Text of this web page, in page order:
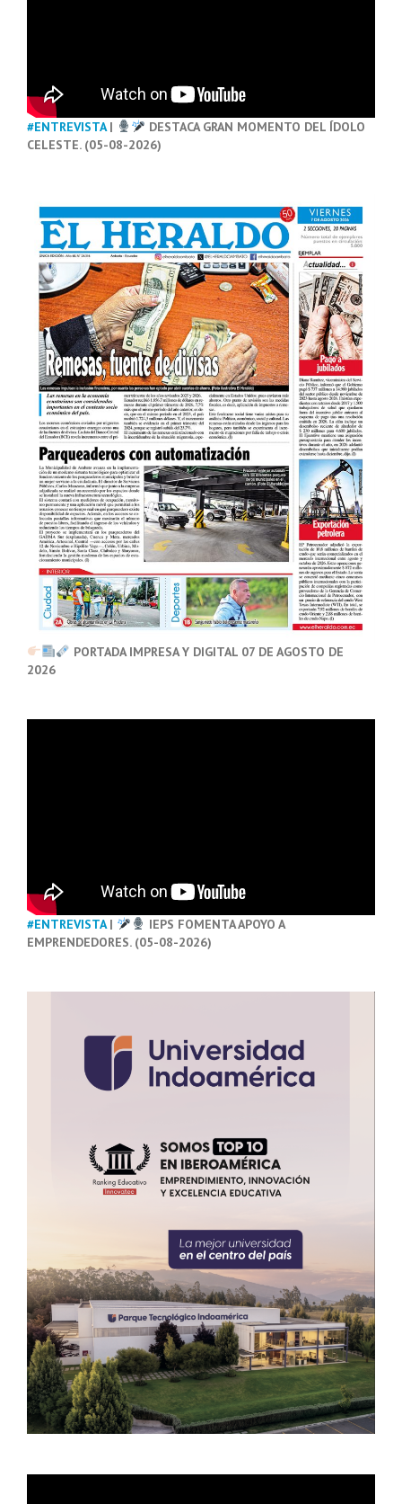
#ENTREVISTA|
DESTACA GRAN MOMENTO DEL ÍDOLO
CELESTE. (05-08-2026)
PORTADA IMPRESA Y DIGITAL 07 DE AGOSTO DE
2026
#ENTREVISTA|
IEPS FOMENTA APOYO A
EMPRENDEDORES. (05-08-2026)